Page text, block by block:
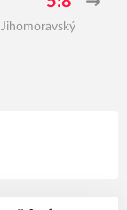
Jihomoravský